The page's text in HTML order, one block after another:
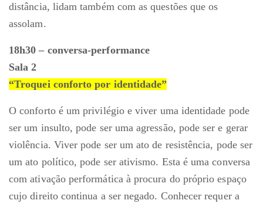
distância, lidam também com as questões que os
assolam.
18h30 – conversa-performance
Sala 2
“Troquei conforto por identidade”
O conforto é um privilégio e viver uma identidade pode
ser um insulto, pode ser uma agressão, pode ser e gerar
violência. Viver pode ser um ato de resistência, pode ser
um ato político, pode ser ativismo. Esta é uma conversa
com ativação performática à procura do próprio espaço
cujo direito continua a ser negado. Conhecer requer a